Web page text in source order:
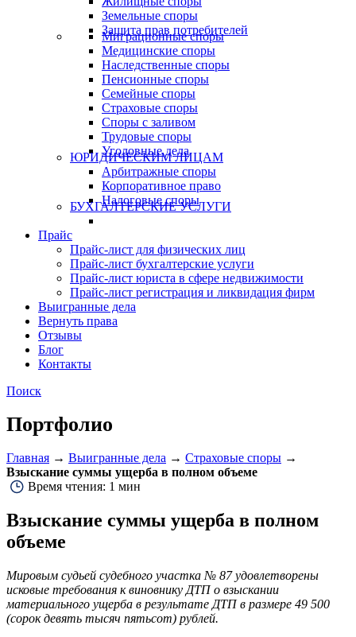
Земельные споры
Защита прав потребителей
Миграционные споры
Медицинские споры
Наследственные споры
Пенсионные споры
Семейные споры
Страховые споры
Споры с заливом
Трудовые споры
Уголовные дела
ЮРИДИЧЕСКИМ ЛИЦАМ
Арбитражные споры
Корпоративное право
Налоговые споры
БУХГАЛТЕРСКИЕ УСЛУГИ
Прайс
Прайс-лист для физических лиц
Прайс-лист бухгалтерские услуги
Прайс-лист юриста в сфере недвижимости
Прайс-лист регистрация и ликвидация фирм
Выигранные дела
Вернуть права
Отзывы
Блог
Контакты
Поиск
Портфолио
Главная → Выигранные дела → Страховые споры →
Взыскание суммы ущерба в полном объеме
Время чтения: 1 мин
Взыскание суммы ущерба в полном
объеме
Мировым судьей судебного участка № 87 удовлетворены
исковые требования к виновнику ДТП о взыскании
материального ущерба в результате ДТП в размере 49 500
(сорок девять тысяч пятьсот) рублей.